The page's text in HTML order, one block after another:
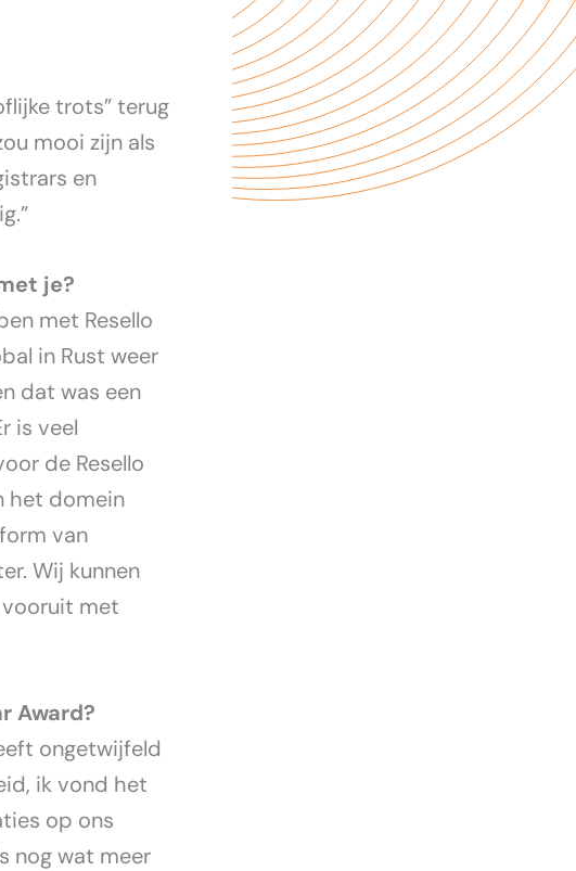
trots” terug
mooi zijn als
en
je?
met Resello
in Rust weer
dat was een
is veel
de Resello
het domein
van
Wij kunnen
met
Award?
ongetwijfeld
ik vond het
op ons
nog wat meer